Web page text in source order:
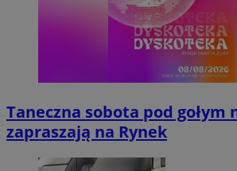
Taneczna sobota pod gołym
zapraszają na Rynek